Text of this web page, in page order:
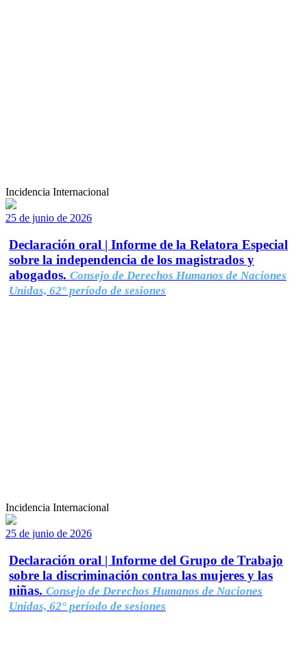
Incidencia Internacional
25 de junio de 2026
Declaración oral | Informe de la Relatora Especial
sobre la independencia de los magistrados y
abogados. Consejo de Derechos Humanos de Naciones
Unidas, 62° período de sesiones
Incidencia Internacional
25 de junio de 2026
Declaración oral | Informe del Grupo de Trabajo
sobre la discriminación contra las mujeres y las
niñas. Consejo de Derechos Humanos de Naciones
Unidas, 62° período de sesiones